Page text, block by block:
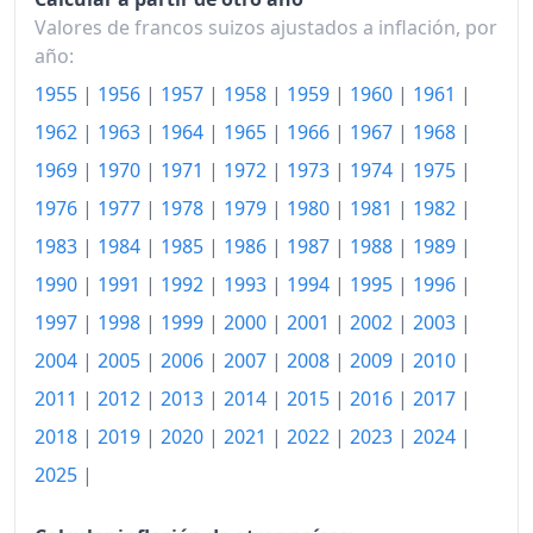
2007
2008
163.56
2009
162.78
163.90
2011
164.27
2012
163.14
2013
162.78
2014
162.76
2015
160.90
2016
Valores de francos suizos ajustados a inflación, por
año:
1955 | 1956 | 1957 | 1958 | 1959 | 1960 | 1961 |
1962 | 1963 | 1964 | 1965 | 1966 | 1967 | 1968 |
1969 | 1970 | 1971 | 1972 | 1973 | 1974 | 1975 |
1976 | 1977 | 1978 | 1979 | 1980 | 1981 | 1982 |
1983 | 1984 | 1985 | 1986 | 1987 | 1988 | 1989 |
1990 | 1991 | 1992 | 1993 | 1994 | 1995 | 1996 |
1997 | 1998 | 1999 | 2000 | 2001 | 2002 | 2003 |
2004 | 2005 | 2006 | 2007 | 2008 | 2009 | 2010 |
2011 | 2012 | 2013 | 2014 | 2015 | 2016 | 2017 |
2018 | 2019 | 2020 | 2021 | 2022 | 2023 | 2024 |
2025 |